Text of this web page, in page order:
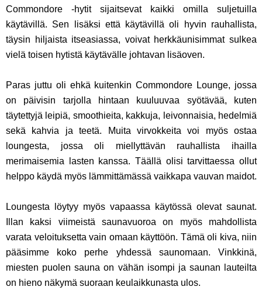
Commondore -hytit sijaitsevat kaikki omilla suljetuilla
käytävillä. Sen lisäksi että käytävillä oli hyvin rauhallista,
täysin hiljaista itseasiassa, voivat herkkäunisimmat sulkea
vielä toisen hytistä käytävälle johtavan lisäoven.
Paras juttu oli ehkä kuitenkin Commondore Lounge, jossa
on päivisin tarjolla hintaan kuuluuvaa syötävää, kuten
täytettyjä leipiä, smoothieita, kakkuja, leivonnaisia, hedelmiä
sekä kahvia ja teetä. Muita virvokkeita voi myös ostaa
loungesta, jossa oli miellyttävän rauhallista ihailla
merimaisemia lasten kanssa. Täällä olisi tarvittaessa ollut
helppo käydä myös lämmittämässä vaikkapa vauvan maidot.
Loungesta löytyy myös vapaassa käytössä olevat saunat.
Illan kaksi viimeistä saunavuoroa on myös mahdollista
varata veloituksetta vain omaan käyttöön. Tämä oli kiva, niin
pääsimme koko perhe yhdessä saunomaan. Vinkkinä,
miesten puolen sauna on vähän isompi ja saunan lauteilta
on hieno näkymä suoraan keulaikkunasta ulos.